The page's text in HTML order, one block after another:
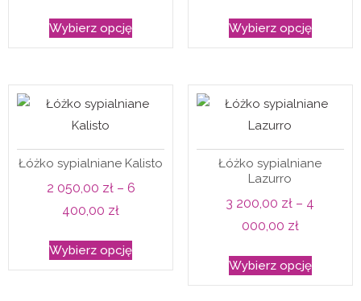
od
do
500,00 zł
Wybierz opcję
Ten
produkt
wiele
wariantów.
można
wybrać
na
od
do
400,00 zł
Wybierz opcję
Ten
produkt
wiele
można
wybrać
stronie
Łóżko sypialniane Kalisto
2 050,00 zł – 6
400,00 złZakres
od
Wybierz opcję
Ten
produkt
Łóżko sypialniane
Lazurro
3 200,00 zł – 4
000,00 złZakres
od
Wybierz opcję
Ten
produkt